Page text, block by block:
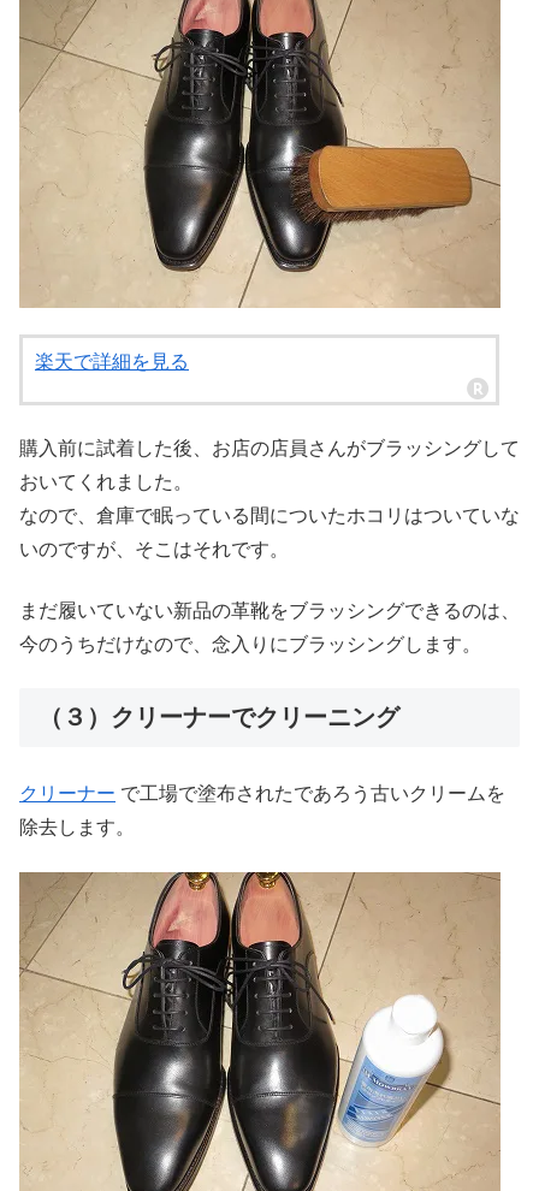
楽天で詳細を見る
購入前に試着した後、お店の店員さんがブラッシングして
おいてくれました。
なので、倉庫で眠っている間についたホコリはついていな
いのですが、そこはそれです。
まだ履いていない新品の革靴をブラッシングできるのは、
今のうちだけなので、念入りにブラッシングします。
（３）クリーナーでクリーニング
クリーナー で工場で塗布されたであろう古いクリームを
除去します。